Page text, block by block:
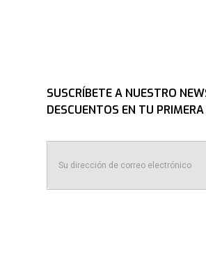
SUSCRÍBETE A NUESTRO
DESCUENTOS EN TU